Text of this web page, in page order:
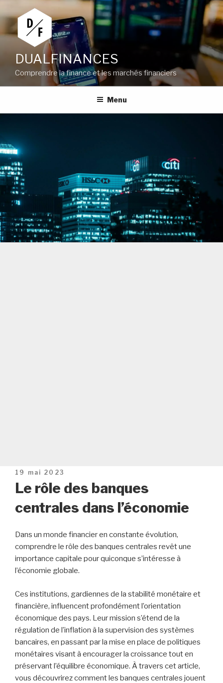
au
contenu
principal
DUALFINANCES
Comprendre la finance et les marchés financiers
Menu
Publié
le
19 mai 2023
Le rôle des banques
centrales dans l’économie
Dans un monde financier en constante évolution,
comprendre le rôle des banques centrales revêt une
importance capitale pour quiconque s’intéresse à
l’économie globale.
Ces institutions, gardiennes de la stabilité monétaire et
financière, influencent profondément l’orientation
économique des pays. Leur mission s’étend de la
régulation de l’inflation à la supervision des systèmes
bancaires, en passant par la mise en place de politiques
monétaires visant à encourager la croissance tout en
préservant l’équilibre économique. À travers cet article,
vous découvrirez comment les banques centrales jouent